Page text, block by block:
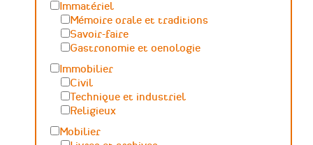
Humanités numériques
Relations Publiques (médiation
culturelle et valorisation)
Sciences des matériaux et de l'ingénierie
Immatériel
Mémoire orale et traditions
Savoir-faire
Gastronomie et oenologie
Immobilier
Civil
Technique et industriel
Religieux
Mobilier